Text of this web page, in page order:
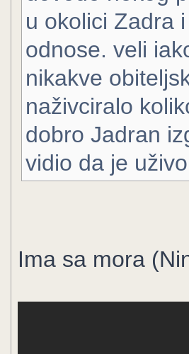
u okolici Zadra
odnose. veli
nikakve
naživciralo
dobro Jadran
vidio da je
Ima sa mora